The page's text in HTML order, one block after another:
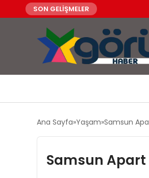
SON GELİŞMELER
Ana Sayfa Yaşam Samsun
Samsun Apart